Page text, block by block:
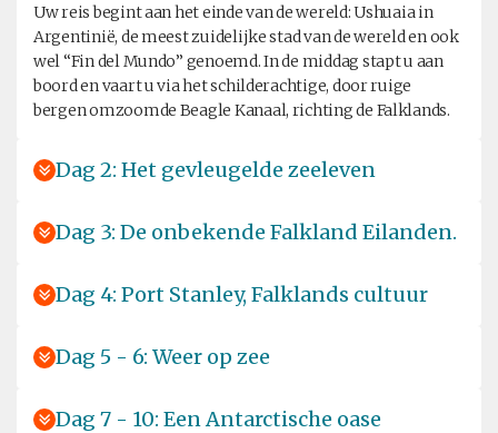
Uw reis begint aan het einde van de wereld: Ushuaia in
Argentinië, de meest zuidelijke stad van de wereld en ook
wel “Fin del Mundo” genoemd. In de middag stapt u aan
boord en vaart u via het schilderachtige, door ruige
bergen omzoomde Beagle Kanaal, richting de Falklands.
Dag 2: Het gevleugelde zeeleven
Dag 3: De onbekende Falkland Eilanden.
Dag 4: Port Stanley, Falklands cultuur
Dag 5 - 6: Weer op zee
Dag 7 - 10: Een Antarctische oase